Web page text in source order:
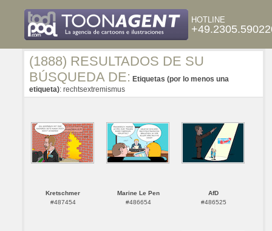
HOTLINE
(1888) RESULTADOS DE SU
BÚSQUEDA DE: Etiquetas (por lo menos una
etiqueta): rechtsextremismus
Kretschmer
#487454
Marine Le Pen
#486654
AfD
#486525